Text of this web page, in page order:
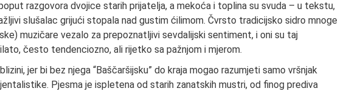
razgovora dvojice starih prijatelja, a mekoća i toplina su svuda – u tekstu,
slušalac grijući stopala nad gustim ćilimom. Čvrsto tradicijsko sidro mnoge
muzičare vezalo za prepoznatljivi sevdalijski sentiment, i oni su taj
često tendenciozno, ali rijetko sa pažnjom i mjerom.
jer bi bez njega “Baščaršijsku” do kraja mogao razumjeti samo vršnjak
Pjesma je ispletena od starih zanatskih mustri, od finog prediva